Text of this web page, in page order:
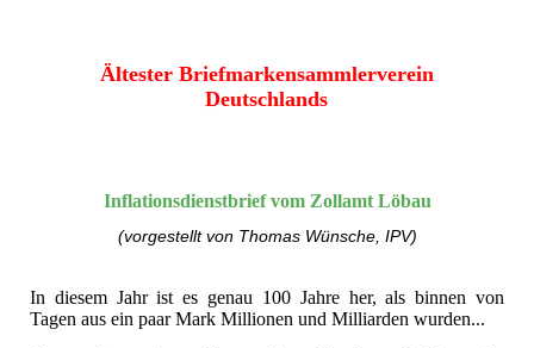
Ältester Briefmarkensammlerverein
Deutschlands
Inflationsdienstbrief vom Zollamt Löbau
(vorgestellt von Thomas Wünsche, IPV)
In diesem Jahr ist es genau 100 Jahre her, als binnen von
Tagen aus ein paar Mark Millionen und Milliarden wurden...